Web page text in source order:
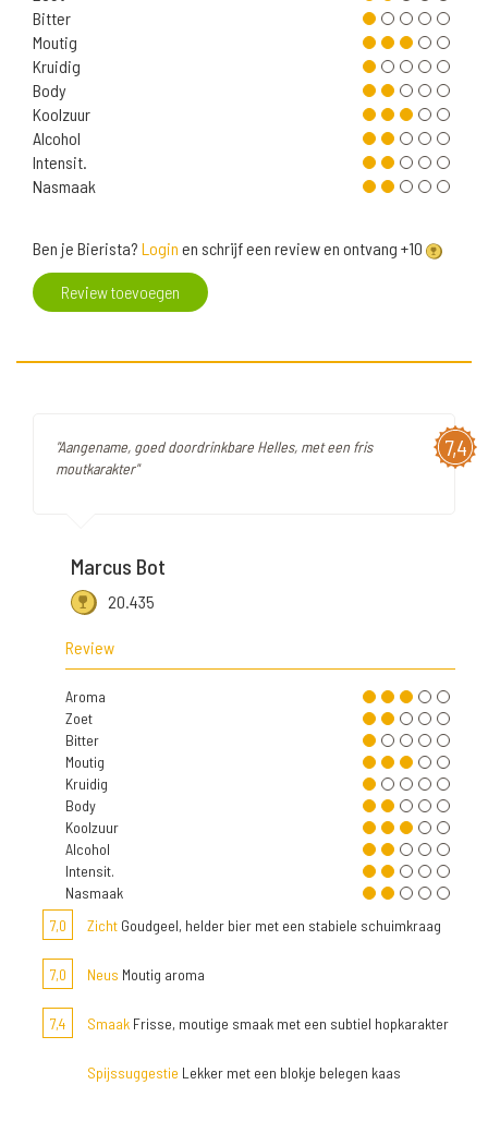
Bitter
Moutig
Kruidig
Body
Koolzuur
Alcohol
Intensit.
Nasmaak
Ben je Bierista? Login en schrijf een review en ontvang +10
Review toevoegen
7,4
"Aangename, goed doordrinkbare Helles, met een fris
moutkarakter"
Marcus Bot
20.435
Review
Aroma
Zoet
Bitter
Moutig
Kruidig
Body
Koolzuur
Alcohol
Intensit.
Nasmaak
7,0
Zicht Goudgeel, helder bier met een stabiele schuimkraag
7,0 Neus Moutig aroma
7,4 Smaak Frisse, moutige smaak met een subtiel hopkarakter
Spijssuggestie Lekker met een blokje belegen kaas